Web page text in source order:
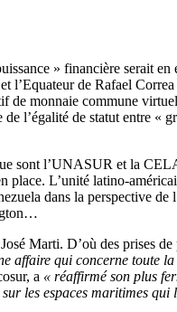
» financière serait
de Rafael
monnaie commune
l’égalité de statut entre «
sont l’UNASUR et la
place. L’unité latino-
dans la perspective
Marti. D’où des prises
affaire qui concerne toute
a « réaffirmé son plus
les espaces maritimes qui